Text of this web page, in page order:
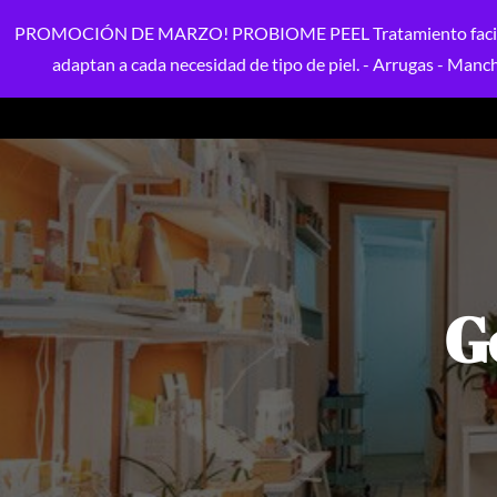
PROMOCIÓN DE MARZO! PROBIOME PEEL Tratamiento
adaptan a cada necesidad de tipo de piel. - Arrugas -